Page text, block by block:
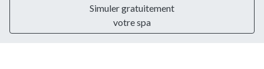
Simuler gratuitement
votre spa